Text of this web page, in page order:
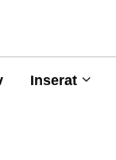
Inserat